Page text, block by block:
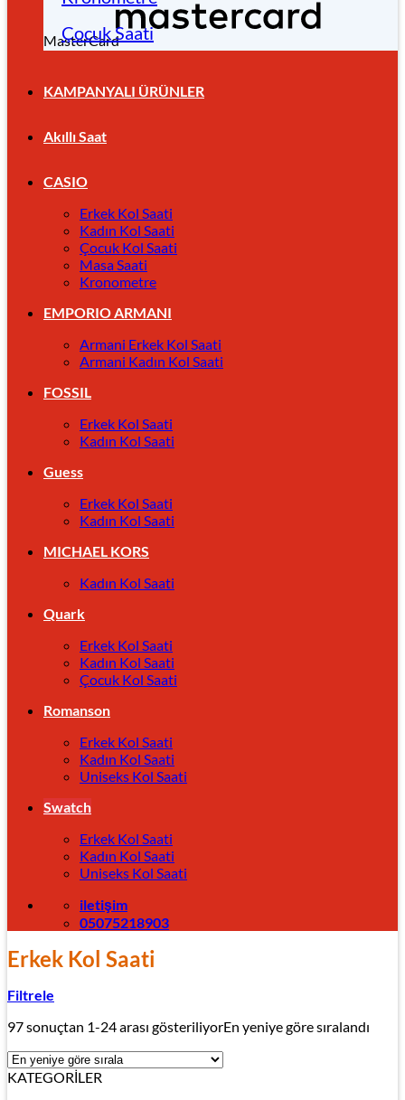
MasterCard
Çocuk Saati
KAMPANYALI ÜRÜNLER
Akıllı Saat
CASIO
Erkek Kol Saati
Kadın Kol Saati
Çocuk Kol Saati
Masa Saati
Kronometre
EMPORIO ARMANI
Armani Erkek Kol Saati
Armani Kadın Kol Saati
FOSSIL
Erkek Kol Saati
Kadın Kol Saati
Guess
Erkek Kol Saati
Kadın Kol Saati
MICHAEL KORS
Kadın Kol Saati
Quark
Erkek Kol Saati
Kadın Kol Saati
Çocuk Kol Saati
Romanson
Erkek Kol Saati
Kadın Kol Saati
Uniseks Kol Saati
Swatch
Erkek Kol Saati
Kadın Kol Saati
Uniseks Kol Saati
iletişim
05075218903
Erkek Kol Saati
Filtrele
97 sonuçtan 1-24 arası gösteriliyorEn yeniye göre sıralandı
KATEGORİLER